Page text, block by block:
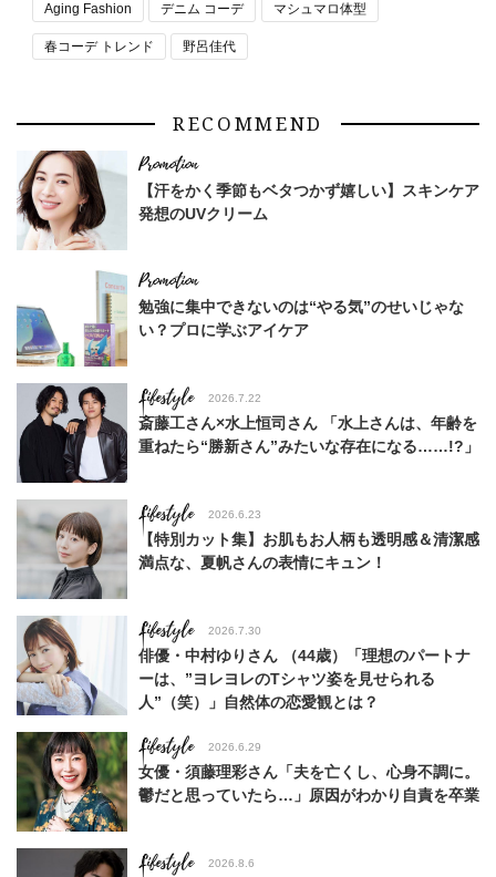
Aging Fashion デニム コーデ マシュマロ体型
春コーデ トレンド 野呂佳代
RECOMMEND
【汗をかく季節もベタつかず嬉しい】スキンケア
発想のUVクリーム
勉強に集中できないのは“やる気”のせいじゃな
い？プロに学ぶアイケア
Lifestyle 2026.7.22
斎藤工さん×水上恒司さん 「水上さんは、年齢を
重ねたら“勝新さん”みたいな存在になる……!?」
Lifestyle 2026.6.23
【特別カット集】お肌もお人柄も透明感＆清潔感
満点な、夏帆さんの表情にキュン！
Lifestyle 2026.7.30
俳優・中村ゆりさん （44歳）「理想のパートナ
ーは、”ヨレヨレのTシャツ姿を見せられる
人”（笑）」自然体の恋愛観とは？
Lifestyle 2026.6.29
女優・須藤理彩さん「夫を亡くし、心身不調に。
鬱だと思っていたら…」原因がわかり自責を卒業
Lifestyle 2026.8.6